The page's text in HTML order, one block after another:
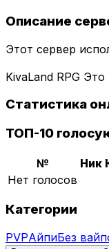
Описание
Этот сервер
KivaLand RPG
Статистика
ТОП-10
№ Ник
Нет голосов
Категории
PVPАйпиБез